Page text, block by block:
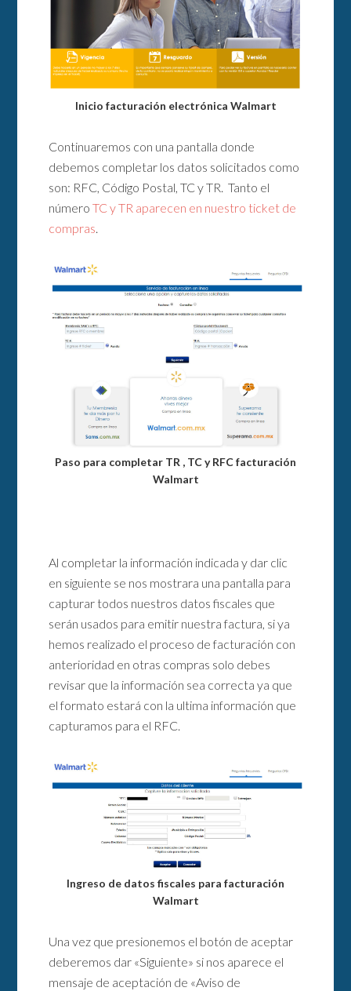
Inicio facturación electrónica Walmart
Continuaremos con una pantalla donde
debemos completar los datos solicitados como
son: RFC, Código Postal, TC y TR. Tanto el
númeroTC y TR aparecen en nuestro ticket de
compras
Paso para completar TR , TC y RFC facturación
Walmart
Al completar la información indicada y dar clic
en siguiente se nos mostrara una pantalla para
capturar todos nuestros datos fiscales que
serán usados para emitir nuestra factura, si ya
hemos realizado el proceso de facturación con
anterioridad en otras compras solo debes
revisar que la información sea correcta ya que
el formato estará con la ultima información que
capturamos para el RFC.
Ingreso de datos fiscales para facturación
Walmart
Una vez que presionemos el botón de aceptar
deberemos dar «Siguiente» si nos aparece el
mensaje de aceptación de «Aviso de